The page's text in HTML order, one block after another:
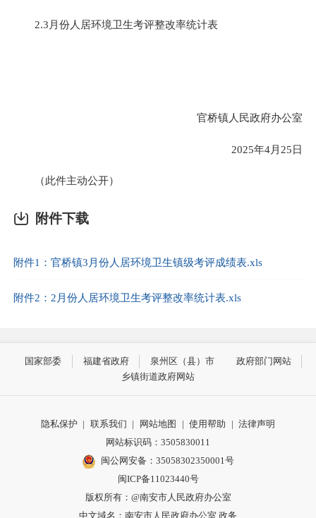
2.3月份人居环境卫生考评整改率统计表
官桥镇人民政府办公室
2025年4月25日
（此件主动公开）
附件下载
附件1：官桥镇3月份人居环境卫生镇级考评成绩表.xls
附件2：2月份人居环境卫生考评整改率统计表.xls
国家部委 福建省政府 泉州区（县）市
政府部门网站
乡镇街道政府网站
隐私保护 | 联系我们 | 网站地图 | 使用帮助 | 法律声明
网站标识码：3505830011
闽公网安备：35058302350001号
闽ICP备11023440号
版权所有：@南安市人民政府办公室
中文域名：南安市人民政府办公室.政务